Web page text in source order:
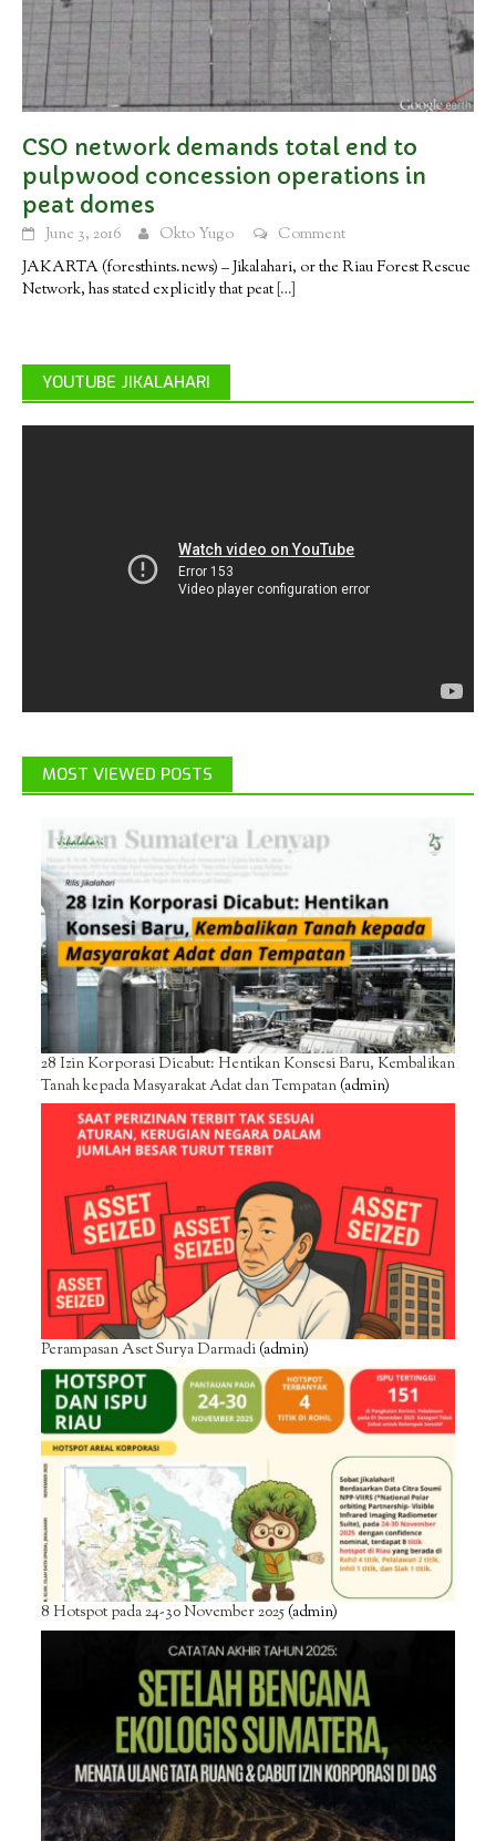
CSO network demands total end to
pulpwood concession operations in
peat domes
June 3, 2016 Okto Yugo
Comment
JAKARTA (foresthints.news) – Jikalahari, or the Riau Forest Rescue
Network, has stated explicitly that peat[…]
YOUTUBE JIKALAHARI
MOST VIEWED POSTS
28 Izin Korporasi Dicabut: Hentikan Konsesi Baru, Kembalikan
Tanah kepada Masyarakat Adat dan Tempatan(admin)
Perampasan Aset Surya Darmadi(admin)
8 Hotspot pada 24-30 November 2025(admin)